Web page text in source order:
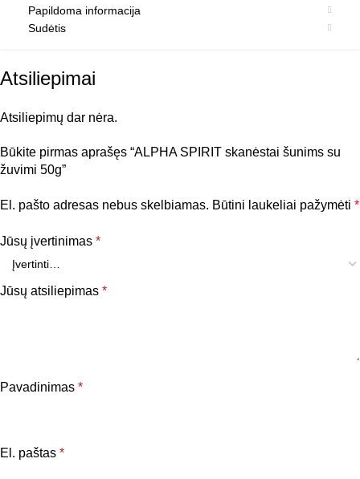
Papildoma informacija
Sudėtis
Atsiliepimai
Atsiliepimų dar nėra.
Būkite pirmas aprašęs “ALPHA SPIRIT skanėstai šunims su
žuvimi 50g”
El. pašto adresas nebus skelbiamas. Būtini laukeliai pažymėti *
Jūsų įvertinimas *
Jūsų atsiliepimas *
Pavadinimas *
El. paštas *